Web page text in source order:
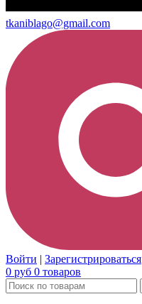
tkaniblago@gmail.com
Войти | Зарегистрироваться
0 руб 0 товаров